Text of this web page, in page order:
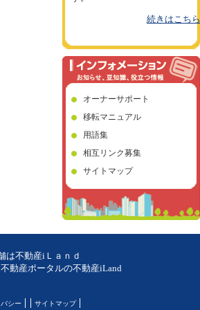
続きはこちら
オーナーサポート
移転マニュアル
用語集
相互リンク募集
サイトマップ
は不動産iＬａｎｄ
動産ポータルの不動産iLand
シー サイトマップ